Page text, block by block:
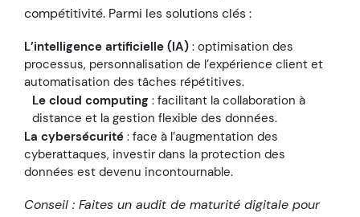
compétitivité. Parmi les solutions clés :
L’intelligence artificielle (IA) : optimisation des
processus, personnalisation de l’expérience client et
automatisation des tâches répétitives.
Le cloud computing : facilitant la collaboration à
distance et la gestion flexible des données.
La cybersécurité : face à l’augmentation des
cyberattaques, investir dans la protection des
données est devenu incontournable.
Conseil : Faites un audit de maturité digitale pour